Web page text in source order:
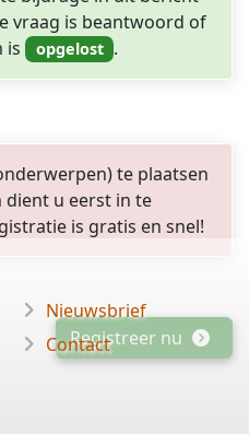
vraag is beantwoord of
is
.
te plaatsen
dient u eerst in te
is gratis en snel!
Registreer nu
Nieuwsbrief
Contact